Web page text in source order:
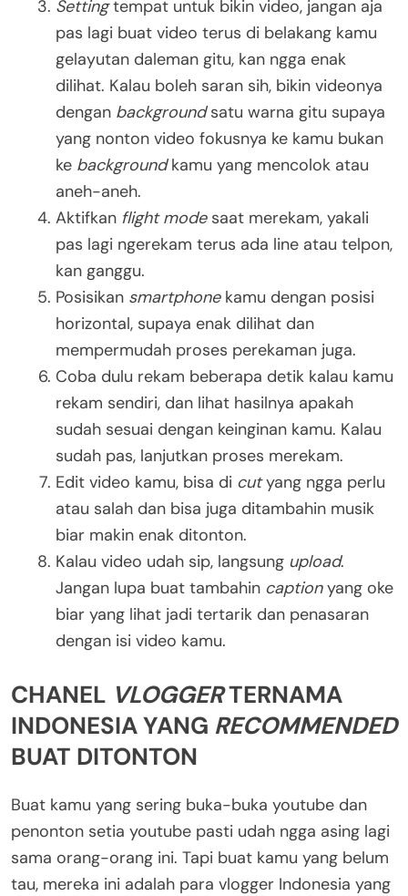
Settingtempat untuk bikin video, jangan aja
pas lagi buat video terus di belakang kamu
gelayutan daleman gitu, kan ngga enak
dilihat. Kalau boleh saran sih, bikin videonya
dengan backgroundsatu warna gitu supaya
yang nonton video fokusnya ke kamu bukan
ke backgroundkamu yang mencolok atau
aneh-aneh.
Aktifkan flight modesaat merekam, yakali
pas lagi ngerekam terus ada line atau telpon,
kan ganggu.
Posisikan smartphonekamu dengan posisi
horizontal, supaya enak dilihat dan
mempermudah proses perekaman juga.
Coba dulu rekam beberapa detik kalau kamu
rekam sendiri, dan lihat hasilnya apakah
sudah sesuai dengan keinginan kamu. Kalau
sudah pas, lanjutkan proses merekam.
Edit video kamu, bisa di cutyang ngga perlu
atau salah dan bisa juga ditambahin musik
biar makin enak ditonton.
Kalau video udah sip, langsung upload.
Jangan lupa buat tambahin captionyang oke
biar yang lihat jadi tertarik dan penasaran
dengan isi video kamu.
CHANEL VLOGGERTERNAMA
INDONESIA YANG RECOMMENDED
BUAT DITONTON
Buat kamu yang sering buka-buka youtube dan
penonton setia youtube pasti udah ngga asing lagi
sama orang-orang ini. Tapi buat kamu yang belum
tau, mereka ini adalah para vlogger Indonesia yang